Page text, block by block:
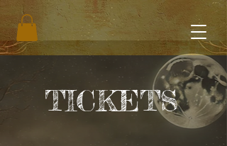
TICKETS